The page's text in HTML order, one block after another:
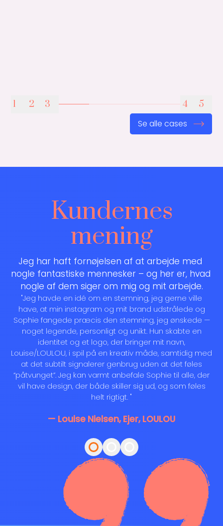
Se alle cases
1 2 3 4 5
Kundernes
mening
"Jeg havde en idé om en stemning, jeg gerne ville
have, at min instagram og mit brand udstrålede og
Sophie fangede præcis den stemning, jeg ønskede —
noget legende, personligt og unikt. Hun skabte en
identitet og et logo, der bringer mit navn,
Louise/LOULOU, i spil på en kreativ måde, samtidig med
at det subtilt signalerer genbrug uden at det føles
“påtvunget”. Jeg kan varmt anbefale Sophie til alle, der
vil have design, der både skiller sig ud, og som føles
helt rigtigt. "
— Louise Nielsen,Ejer,LOULOU
Vis udtalelse fra $
Vis udtalelse fra $
Vis udtalelse fra $
Jeg har haft fornøjelsen af at arbejde med
nogle fantastiske mennesker – og her er, hvad
nogle af dem siger om mig og mit arbejde.